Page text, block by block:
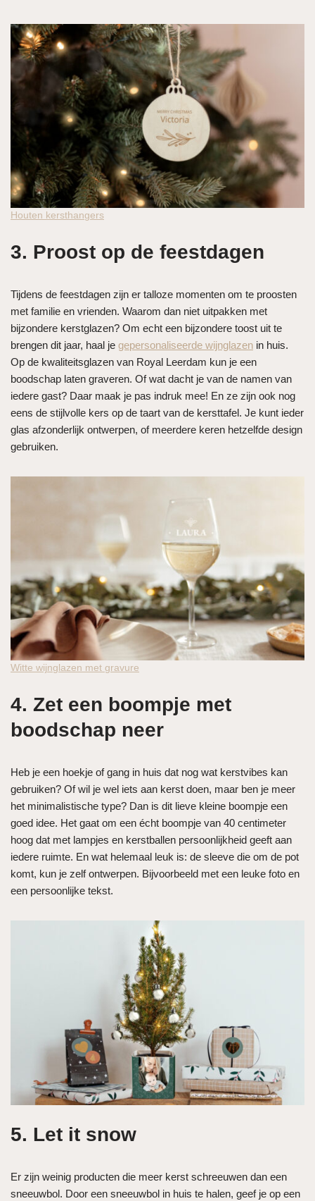
Houten kersthangers
3. Proost op de feestdagen
Tijdens de feestdagen zijn er talloze momenten om te proosten
met familie en vrienden. Waarom dan niet uitpakken met
bijzondere kerstglazen? Om echt een bijzondere toost uit te
brengen dit jaar, haal je gepersonaliseerde wijnglazen in huis.
Op de kwaliteitsglazen van Royal Leerdam kun je een
boodschap laten graveren. Of wat dacht je van de namen van
iedere gast? Daar maak je pas indruk mee! En ze zijn ook nog
eens de stijlvolle kers op de taart van de kersttafel. Je kunt ieder
glas afzonderlijk ontwerpen, of meerdere keren hetzelfde design
gebruiken.
Witte wijnglazen met gravure
4. Zet een boompje met
boodschap neer
Heb je een hoekje of gang in huis dat nog wat kerstvibes kan
gebruiken? Of wil je wel iets aan kerst doen, maar ben je meer
het minimalistische type? Dan is dit lieve kleine boompje een
goed idee. Het gaat om een écht boompje van 40 centimeter
hoog dat met lampjes en kerstballen persoonlijkheid geeft aan
iedere ruimte. En wat helemaal leuk is: de sleeve die om de pot
komt, kun je zelf ontwerpen. Bijvoorbeeld met een leuke foto en
een persoonlijke tekst.
5. Let it snow
Er zijn weinig producten die meer kerst schreeuwen dan een
sneeuwbol. Door een sneeuwbol in huis te halen, geef je op een